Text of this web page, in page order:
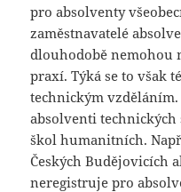
pro absolventy
zaměstnavatelé
dlouhodobě nemohou
praxí. Týká se to však
technickým
absolventi
škol humanitních.
Českých Budějovicích
neregistruje pro